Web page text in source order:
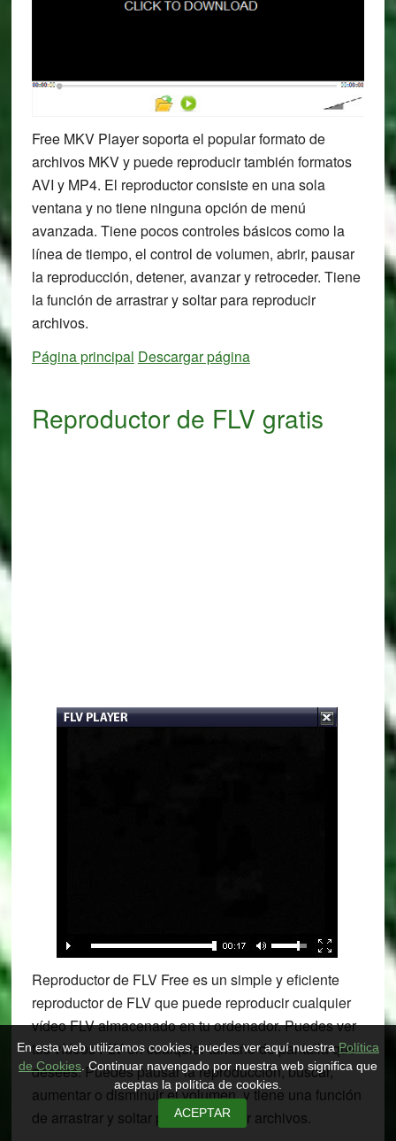
Free MKV Player soporta el popular formato de
archivos MKV y puede reproducir también formatos
AVI y MP4. El reproductor consiste en una sola
ventana y no tiene ninguna opción de menú
avanzada. Tiene pocos controles básicos como la
línea de tiempo, el control de volumen, abrir, pausar
la reproducción, detener, avanzar y retroceder. Tiene
la función de arrastrar y soltar para reproducir
archivos.
Página principal Descargar página
Reproductor de FLV gratis
Reproductor de FLV Free es un simple y eficiente
reproductor de FLV que puede reproducir cualquier
vídeo FLV almacenado en tu ordenador. Puedes ver
tus vídeos FLV en cualquier tamaño de pantalla que
desees. Puedes pausar la reproducción, buscar,
aumentar o disminuir el volumen, y tiene una función
de arrastrar y soltar para reproducir archivos.
En esta web utilizamos cookies, puedes ver aquí nuestraPolítica
de Cookies. Continuar navengado por nuestra web significa que
aceptas la política de cookies.
ACEPTAR